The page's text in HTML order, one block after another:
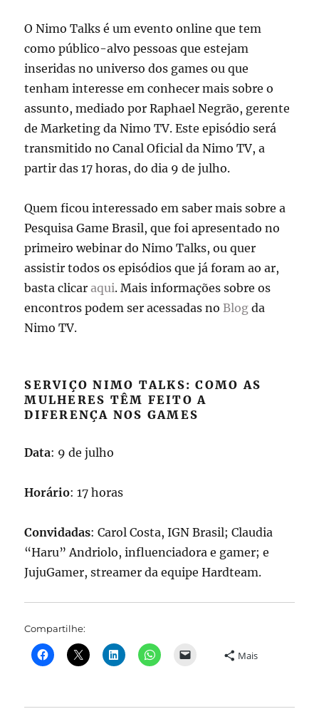
O Nimo Talks é um evento online que tem
como público-alvo pessoas que estejam
inseridas no universo dos games ou que
tenham interesse em conhecer mais sobre o
assunto, mediado por Raphael Negrão, gerente
de Marketing da Nimo TV. Este episódio será
transmitido no Canal Oficial da Nimo TV, a
partir das 17 horas, do dia 9 de julho.
Quem ficou interessado em saber mais sobre a
Pesquisa Game Brasil, que foi apresentado no
primeiro webinar do Nimo Talks, ou quer
assistir todos os episódios que já foram ao ar,
basta clicaraqui. Mais informações sobre os
encontros podem ser acessadas noBlog da
Nimo TV.
SERVIÇO NIMO TALKS: COMO AS
MULHERES TÊM FEITO A
DIFERENÇA NOS GAMES
Data: 9 de julho
Horário: 17 horas
Convidadas: Carol Costa, IGN Brasil; Claudia
“Haru” Andriolo, influenciadora e gamer; e
JujuGamer, streamer da equipe Hardteam.
Compartilhe:
Mais